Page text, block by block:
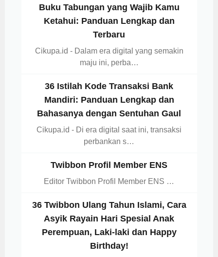
Buku Tabungan yang Wajib Kamu
Ketahui: Panduan Lengkap dan
Terbaru
Cikupa.id - Dalam era digital yang semakin
maju ini, perba…
36 Istilah Kode Transaksi Bank
Mandiri: Panduan Lengkap dan
Bahasanya dengan Sentuhan Gaul
Cikupa.id - Di era digital saat ini, transaksi
perbankan s…
Twibbon Profil Member ENS
Editor Twibbon Profil Member ENS …
36 Twibbon Ulang Tahun Islami, Cara
Asyik Rayain Hari Spesial Anak
Perempuan, Laki-laki dan Happy
Birthday!